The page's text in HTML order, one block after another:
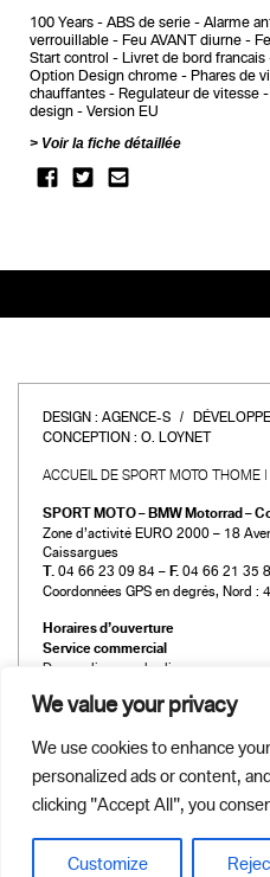
We value your privacy
We use cookies to enhance
personalized ads or content,
clicking "Accept All", you
Customize
100 Years ABS de serie Alarme
verrouillable
Feu AVANT diurne
Start control
Livret de bord francais
Option Design chrome
Phares de
chauffantes
Regulateur de vitesse
design
Version EU
Voir la fiche détaillée
DESIGN : AGENCE-S
CONCEPTION : O. LOYNET
ACCUEIL DE SPORT MOTO THOME
SPORT MOTO – BMW Motorrad –
Zone d’activité EURO 2000 – 18
Caissargues
T. 04 66 23 09 84 – F. 04 66 21 35
Coordonnées GPS en degrés, Nord
Horaires d’ouverture
Service commercial
Du mardi au vendredi :
Le samedi :
Du mardi au vendredi :
de 9h00 à 12h00 et de 14h00 à
de 9h00 à 12h00 et de 14h00 à